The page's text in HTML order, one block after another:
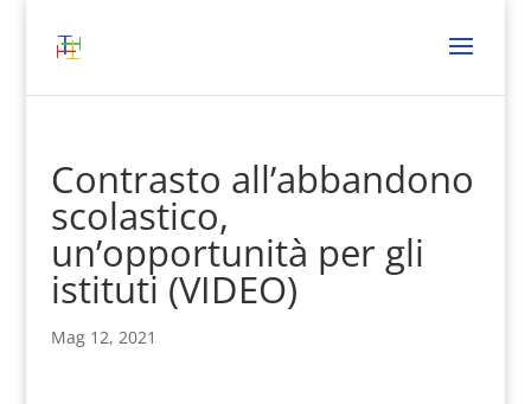
Contrasto all’abbandono
scolastico,
un’opportunità per gli
istituti (VIDEO)
Mag 12, 2021